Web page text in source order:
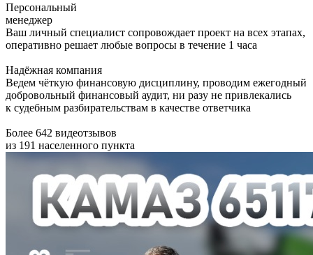
Персональный
менеджер
Ваш личный специалист сопровождает проект на всех этапах,
оперативно решает любые вопросы в течение 1 часа
Надёжная компания
Ведем чёткую финансовую дисциплину, проводим ежегодный
добровольный финансовый аудит, ни разу не привлекались
к судебным разбирательствам в качестве ответчика
Более 642 видеотзывов
из 191 населенного пункта